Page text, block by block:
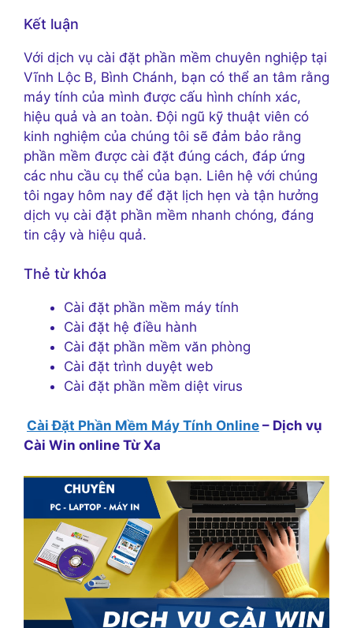
Kết luận
Với dịch vụ cài đặt phần mềm chuyên nghiệp tại
Vĩnh Lộc B, Bình Chánh, bạn có thể an tâm rằng
máy tính của mình được cấu hình chính xác,
hiệu quả và an toàn. Đội ngũ kỹ thuật viên có
kinh nghiệm của chúng tôi sẽ đảm bảo rằng
phần mềm được cài đặt đúng cách, đáp ứng
các nhu cầu cụ thể của bạn. Liên hệ với chúng
tôi ngay hôm nay để đặt lịch hẹn và tận hưởng
dịch vụ cài đặt phần mềm nhanh chóng, đáng
tin cậy và hiệu quả.
Thẻ từ khóa
Cài đặt phần mềm máy tính
Cài đặt hệ điều hành
Cài đặt phần mềm văn phòng
Cài đặt trình duyệt web
Cài đặt phần mềm diệt virus
Cài Đặt Phần Mềm Máy Tính Online – Dịch vụ
Cài Win online Từ Xa